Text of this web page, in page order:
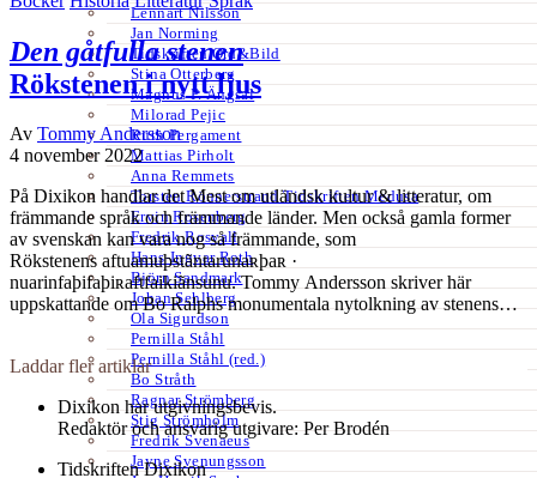
Lennart Nilsson
Jan Norming
Tidskriften Ord&Bild
Stina Otterberg
Magnus P. Ängsal
Milorad Pejic
Ruth Pergament
Mattias Pirholt
Anna Remmets
Torsten Rönnerstrand Tidskriften Medusa
Ervin Rosenberg
Fredrik Rosvall
Hans-Ingvar Roth
Björn Sandmark
Johan Sehlberg
Ola Sigurdson
Pernilla Ståhl
Pernilla Ståhl (red.)
Bo Stråth
Ragnar Strömberg
Stig Strömholm
Fredrik Svenaeus
Jayne Svenungsson
Den gåtfulla stenen
Rökstenen i nytt ljus
Av Tommy Andersson
4 november 2022
På Dixikon handlar det Mest om utländsk kultur & litteratur, om
främmande språk och främmande länder. Men också gamla former
av svenskan kan vara nog så främmande, som
Rökstenens aftuamuþstãntarunaʀþaʀ ·
nuarinfaþifaþiʀaftfaikiãnsunu. Tommy Andersson skriver här
uppskattande om Bo Ralphs monumentala nytolkning av stenens…
Laddar fler artiklar
Dixikon har utgivningsbevis.
Redaktör och ansvarig utgivare: Per Brodén
Tidskriften Dixikon